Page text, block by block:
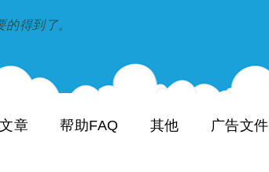
得到了。
章 帮助FAQ 其他 广告文件